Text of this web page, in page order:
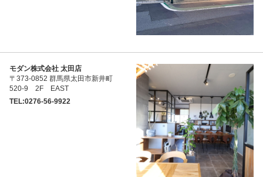
モダン株式会社 太田店
〒373-0852 群馬県太田市新井町
520-9 2F EAST
TEL:0276-56-9922